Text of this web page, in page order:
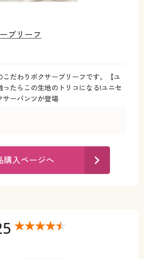
下着
ス服
ス下着
服
らのご注文
ント
ス下着
ント
ブリーフ
こだわりボクサーブリーフです。【ユ
ったらこの生地のトリコになる!ユニセ
サーパンツが登場
購入ページへ